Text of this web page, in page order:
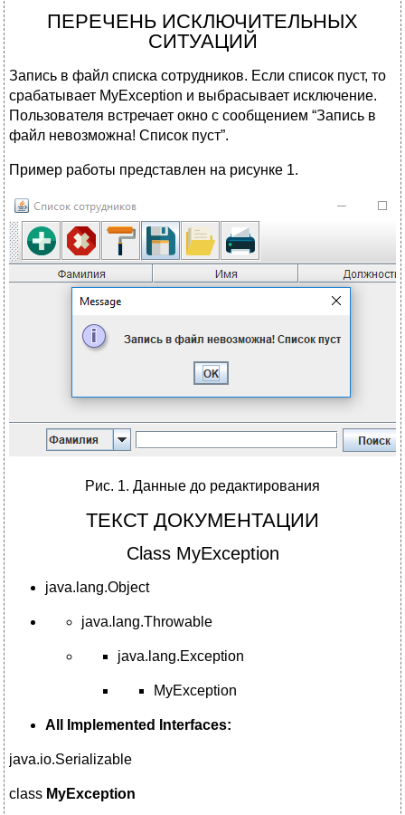
ПЕРЕЧЕНЬ ИСКЛЮЧИТЕЛЬНЫХ
СИТУАЦИЙ
Запись в файл списка сотрудников. Если список пуст, то
срабатывает MyException и выбрасывает исключение.
Пользователя встречает окно с сообщением “Запись в
файл невозможна! Список пуст”.
Пример работы представлен на рисунке 1.
Рис. 1. Данные до редактирования
ТЕКСТ ДОКУМЕНТАЦИИ
Class MyException
java.lang.Object
java.lang.Throwable
java.lang.Exception
MyException
All Implemented Interfaces:
java.io.Serializable
class MyException